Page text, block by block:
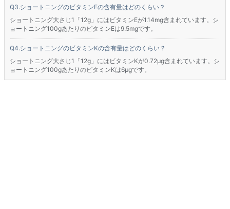
ショートニングのビタミンEの含有量はどのくらい？
ショートニング大さじ1「12g」にはビタミンEが1.14mg含まれています。シ
ョートニング100gあたりのビタミンEは9.5mgです。
ショートニングのビタミンKの含有量はどのくらい？
ショートニング大さじ1「12g」にはビタミンKが0.72μg含まれています。シ
ョートニング100gあたりのビタミンKは6μgです。